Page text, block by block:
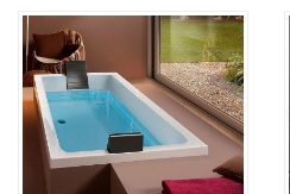
В КОРЗИНУ